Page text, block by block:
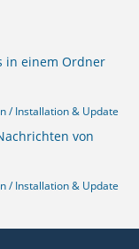
in einem Ordner
/ Installation & Update
von
/ Installation & Update